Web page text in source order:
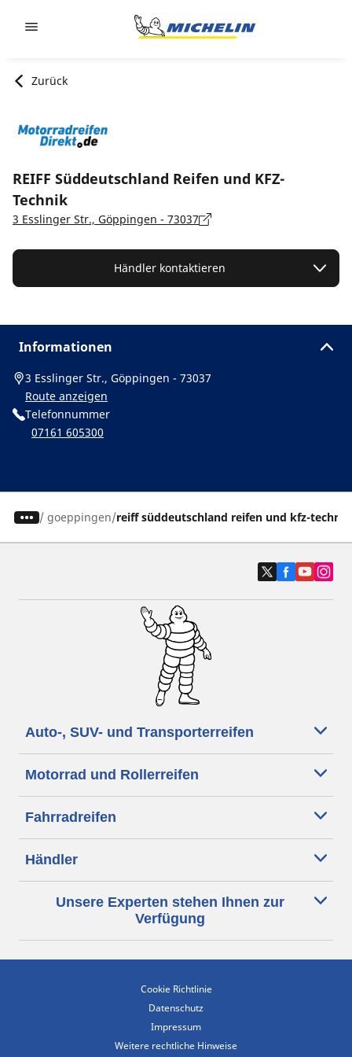
Zurück
REIFF Süddeutschland Reifen und KFZ-
Technik
3 Esslinger Str., Göppingen - 73037
Händler kontaktieren
Informationen
3 Esslinger Str., Göppingen - 73037
Route anzeigen
Telefonnummer
07161 605300
/ goeppingen reiff süddeutschland reifen und kfz-technik
Auto-, SUV- und Transporterreifen
Motorrad und Rollerreifen
Fahrradreifen
Händler
Unsere Experten stehen Ihnen zur
Verfügung
Cookie Richtlinie
Datenschutz
Impressum
Weitere rechtliche Hinweise